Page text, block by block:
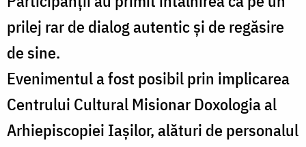
prilej rar de dialog autentic și de regăsire
de sine.
Evenimentul a fost posibil prin implicarea
Centrului Cultural Misionar Doxologia al
Arhiepiscopiei Iașilor, alături de personalul